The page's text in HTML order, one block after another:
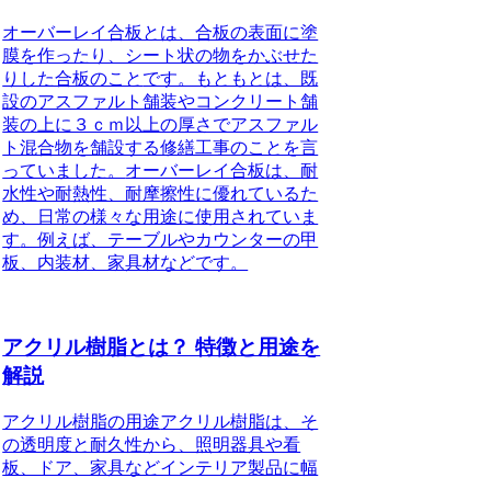
オーバーレイ合板とは、合板の表面に塗
膜を作ったり、シート状の物をかぶせた
りした合板のこと です。もともとは、既
設のアスファルト舗装やコンクリート舗
装の上に３ｃｍ以上の厚さでアスファル
ト混合物を舗設する修繕工事のことを言
っていました。 オーバーレイ合板は、耐
水性や耐熱性、耐摩擦性に優れているた
め、日常の様々な用途に使用されていま
す。例えば、テーブルやカウンターの甲
板、内装材、家具材などです。
アクリル樹脂とは？ 特徴と用途を
解説
アクリル樹脂の用途アクリル樹脂は、そ
の透明度と耐久性から、照明器具や看
板、ドア、家具などインテリア製品に幅